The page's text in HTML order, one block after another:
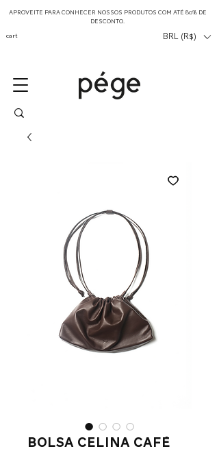
cart
APROVEITE PARA CONHECER NOSSOS PRODUTOS COM ATÉ 80% DE
DESCONTO.
BRL (R$)
bolsa celina café